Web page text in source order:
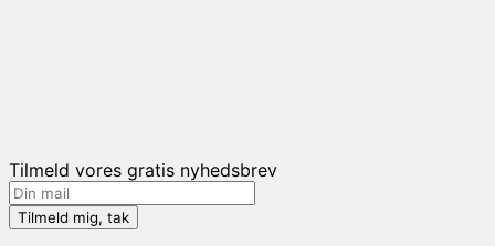
Tilmeld vores gratis nyhedsbrev